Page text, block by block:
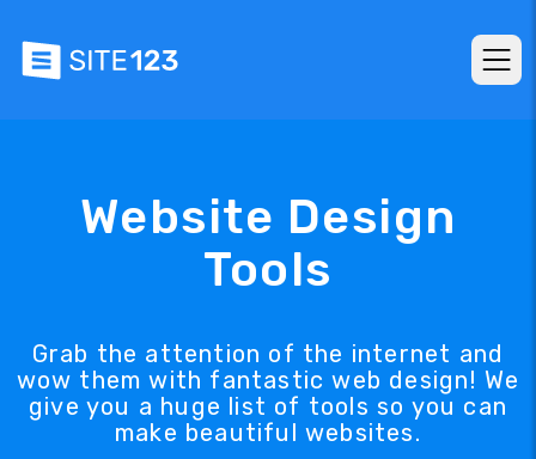
Website Design
Tools
Grab the attention of the internet and
wow them with fantastic web design! We
give you a huge list of tools so you can
make beautiful websites.